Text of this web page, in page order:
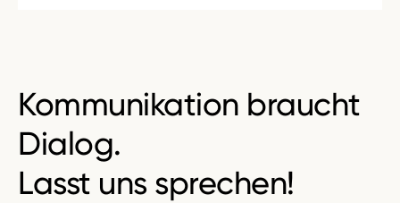
Kommunikation braucht
Dialog.
Lasst uns sprechen!